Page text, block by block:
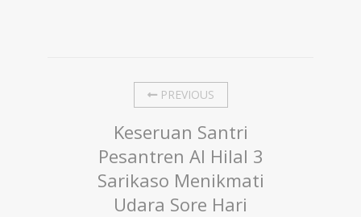
PREVIOUS
Keseruan Santri
Pesantren Al Hilal 3
Sarikaso Menikmati
Udara Sore Hari